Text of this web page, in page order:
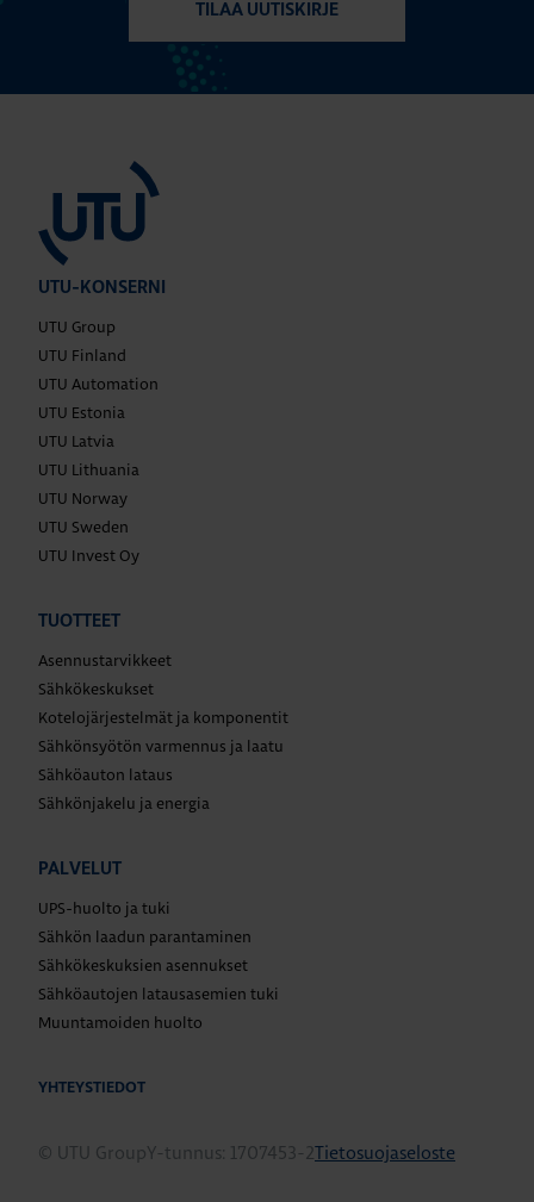
TILAA UUTISKIRJE
UTU-KONSERNI
UTU Group
UTU Finland
UTU Automation
UTU Estonia
UTU Latvia
UTU Lithuania
UTU Norway
UTU Sweden
UTU Invest Oy
TUOTTEET
Asennustarvikkeet
Sähkökeskukset
Kotelojärjestelmät ja komponentit
Sähkönsyötön varmennus ja laatu
Sähköauton lataus
Sähkönjakelu ja energia
PALVELUT
UPS-huolto ja tuki
Sähkön laadun parantaminen
Sähkökeskuksien asennukset
Sähköautojen latausasemien tuki
Muuntamoiden huolto
YHTEYSTIEDOT
© UTU GroupY-tunnus: 1707453-2Tietosuojaseloste